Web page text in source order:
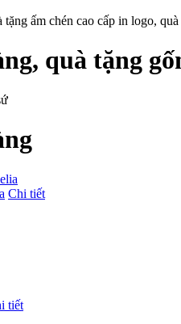
tặng ấm chén cao cấp in logo,
quà tặng
Chi tiết
tiết